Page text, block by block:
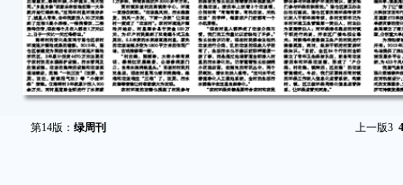
第14版： 绿周刊 上一版3 4